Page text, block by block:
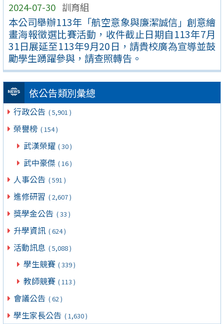
2024-07-30 訓育組
本公司舉辦113年「航空意象與廉潔誠信」創意繪
畫海報徵選比賽活動，收件截止日期自113年7月
31日展延至113年9月20日，請貴校廣為宣導並鼓
勵學生踴躍參與，請查照轉告。
依公告類別彙總
行政公告 ( 5,901 )
榮譽榜 ( 154 )
武漢榮耀 ( 30 )
武中豪傑 ( 16 )
人事公告 ( 591 )
進修研習 ( 2,607 )
獎學金公告 ( 33 )
升學資訊 ( 624 )
活動訊息 ( 5,088 )
學生競賽 ( 339 )
教師競賽 ( 113 )
會議公告 ( 62 )
學生家長公告 ( 1,630 )